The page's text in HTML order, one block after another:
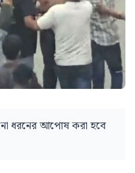
ধরনের আপোষ করা হবে